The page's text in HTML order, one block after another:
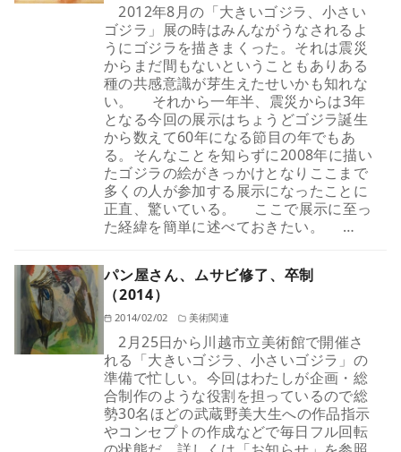
2012年8月の「大きいゴジラ、小さい
ゴジラ」展の時はみんながうなされるよ
うにゴジラを描きまくった。それは震災
からまだ間もないということもありある
種の共感意識が芽生えたせいかも知れな
い。 それから一年半、震災からは3年
となる今回の展示はちょうどゴジラ誕生
から数えて60年になる節目の年でもあ
る。そんなことを知らずに2008年に描い
たゴジラの絵がきっかけとなりここまで
多くの人が参加する展示になったことに
正直、驚いている。 ここで展示に至っ
た経緯を簡単に述べておきたい。 …
パン屋さん、ムサビ修了、卒制
（2014）
2014/02/02 美術関連
2月25日から川越市立美術館で開催さ
れる「大きいゴジラ、小さいゴジラ」の
準備で忙しい。今回はわたしが企画・総
合制作のような役割を担っているので総
勢30名ほどの武蔵野美大生への作品指示
やコンセプトの作成などで毎日フル回転